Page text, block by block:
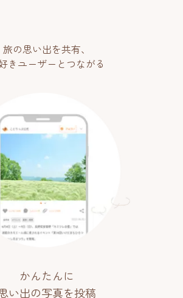
旅の思い出を共有、
きユーザーとつながる
かんたんに
い出の写真を投稿